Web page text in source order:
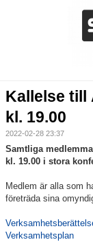
Anmälan till
Våra tävlingar
Klubbkollektion
Kallelse till
kl. 19.00
2022-02-28 23:37
Samtliga
kl. 19.00 i stora
Medlem är alla som
företräda sina
Verksamhetsplan